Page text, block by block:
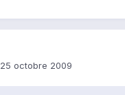
25 octobre 2009